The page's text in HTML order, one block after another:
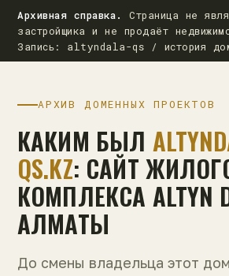
Архивная справка.
Страница не
застройщика и не продаёт
Запись: altyndala-qs / история
АРХИВ ДОМЕННЫХ ПРОЕКТОВ
КАКИМ БЫЛ
QS.KZ: САЙТ
КОМПЛЕКСА ALTYN
АЛМАТЫ
До смены владельца этот